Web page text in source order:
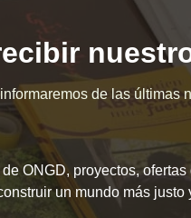
de las últimas
ONGD, proyectos,
un mundo más